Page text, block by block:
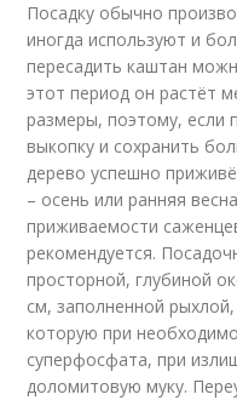
Посадку обычно
иногда используют и
пересадить каштан
этот период он растёт
размеры, поэтому, если
выкопку и сохранить
дерево успешно
– осень или ранняя
приживаемости
рекомендуется.
просторной, глубиной
см, заполненной
которую при
суперфосфата, при
доломитовую муку.